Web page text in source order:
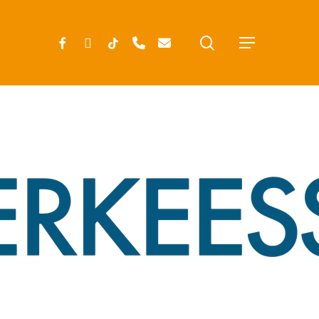
Menu
search
FACEBOOK
INSTAGRAM
TIKTOKPHONEEMAIL